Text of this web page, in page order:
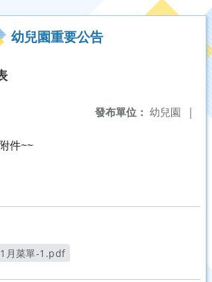
幼兒園重要公告
發布單位： 幼兒園 |
件~~
月菜單-1.pdf